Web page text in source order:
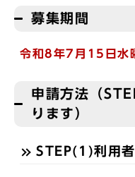
募集期間
令和8年7月15日水
申請方法（
ります）
STEP(1)利用